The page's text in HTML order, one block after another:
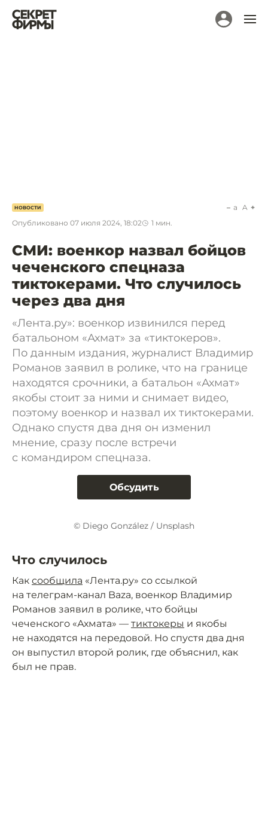
НОВОСТИ
Опубликовано 07 июля 2024, 18:02 1 мин.
a A
СМИ: военкор назвал бойцов
чеченского спецназа
тиктокерами. Что случилось
через два дня
«Лента.ру»: военкор извинился перед
батальоном «Ахмат» за «тиктокеров».
По данным издания, журналист Владимир
Романов заявил в ролике, что на границе
находятся срочники, а батальон «Ахмат»
якобы стоит за ними и снимает видео,
поэтому военкор и назвал их тиктокерами.
Однако спустя два дня он изменил
мнение, сразу после встречи
с командиром спецназа.
Обсудить
© Diego González / Unsplash
Что случилось
Как сообщила «Лента.ру» со ссылкой
на телеграм-канал Baza, военкор Владимир
Романов заявил в ролике, что бойцы
чеченского «Ахмата» — тиктокеры и якобы
не находятся на передовой. Но спустя два дня
он выпустил второй ролик, где объяснил, как
был не прав.